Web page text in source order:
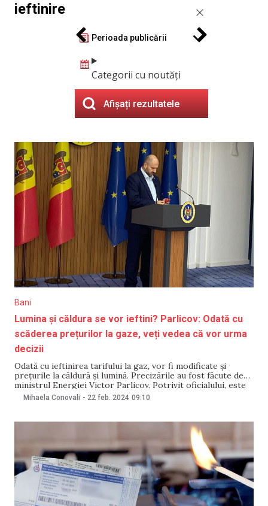
ieftinire
Perioada publicării
Categorii cu noutăți
Afișați rezultatele
Bani
Lumina și căldura se vor ieftini? Parlicov: Odată cu
scăderea prețurilor la gaze, veți vedea că vor urma
decizii
Odată cu ieftinirea tarifului la gaz, vor fi modificate și
prețurile la căldură și lumină. Precizările au fost făcute de
ministrul Energiei Victor Parlicov. Potrivit oficialului, este
important ca oamenii să resimtă această tendință de
Mihaela Conovali - 22 feb. 2024 09:10